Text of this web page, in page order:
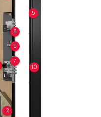
2
5
7
8
9
10